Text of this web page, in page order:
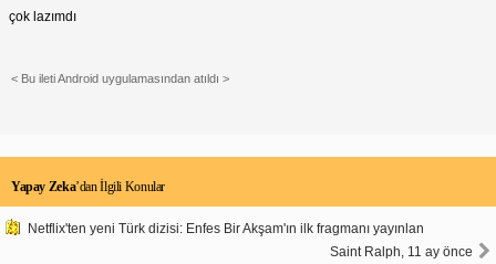
çok lazımdı
< Bu ileti Android uygulamasından atıldı >
Yapay Zeka’dan İlgili Konular
Netflix'ten yeni Türk dizisi: Enfes Bir Akşam'ın ilk fragmanı yayınlan
Saint Ralph, 11 ay önce